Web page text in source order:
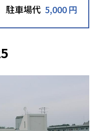
駐車場代 5,000 円